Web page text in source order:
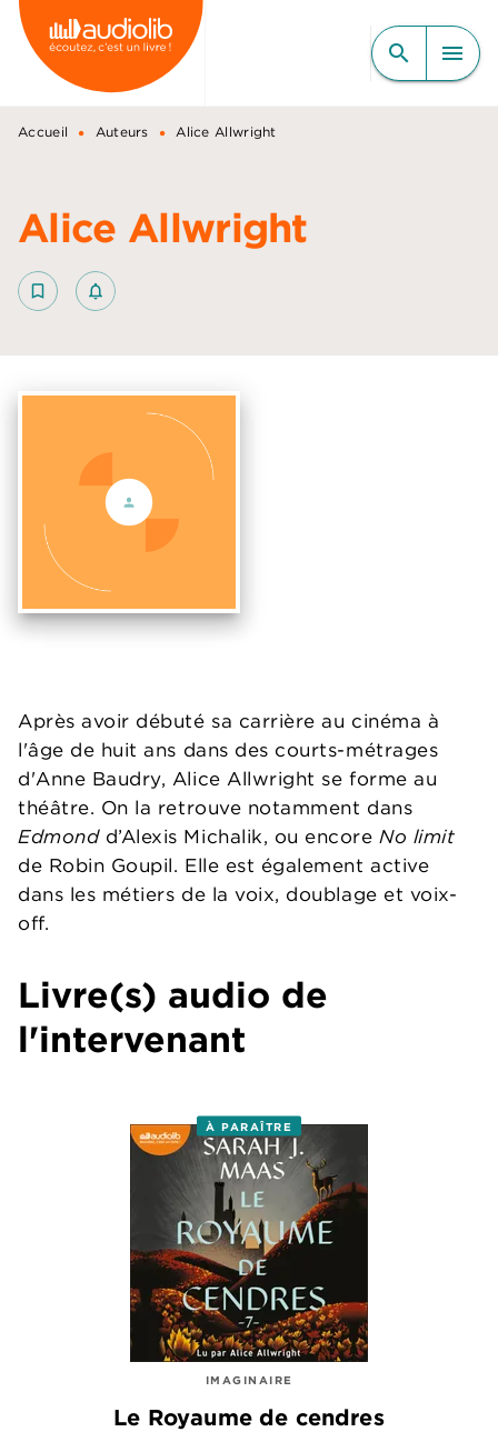
MENU RECHERCHE
CONTENU
PIED DE PAGE
search menu
Accueil • Auteurs • Alice Allwright
Alice Allwright
bookmark_border notifications_none_outlined
Après avoir débuté sa carrière au cinéma à
l'âge de huit ans dans des courts-métrages
d'Anne Baudry, Alice Allwright se forme au
théâtre. On la retrouve notamment dans
Edmondd’Alexis Michalik, ou encoreNo limit
de Robin Goupil. Elle est également active
dans les métiers de la voix, doublage et voix-
off.
Livre(s) audio de
l'intervenant
À PARAÎTRE
IMAGINAIRE
Le Royaume de cendres